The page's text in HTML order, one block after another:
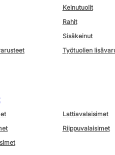
Keinutuolit
Rahit
Sisäkeinut
Työtuolien
Lattiavalaisimet
Riippuvalaisimet